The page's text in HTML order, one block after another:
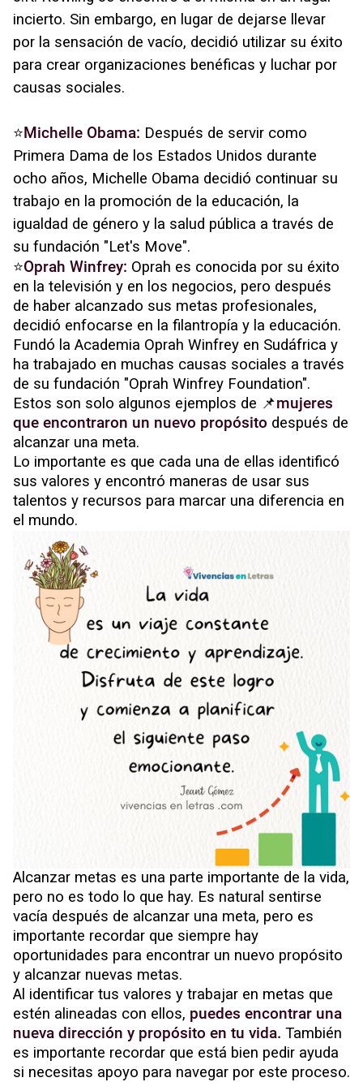
incierto. Sin embargo, en lugar de dejarse llevar
por la sensación de vacío, decidió utilizar su éxito
para crear organizaciones benéficas y luchar por
causas sociales.
⭐Michelle Obama: Después de servir como
Primera Dama de los Estados Unidos durante
ocho años, Michelle Obama decidió continuar su
trabajo en la promoción de la educación, la
igualdad de género y la salud pública a través de
su fundación "Let's Move".
⭐Oprah Winfrey: Oprah es conocida por su éxito
en la televisión y en los negocios, pero después
de haber alcanzado sus metas profesionales,
decidió enfocarse en la filantropía y la educación.
Fundó la Academia Oprah Winfrey en Sudáfrica y
ha trabajado en muchas causas sociales a través
de su fundación "Oprah Winfrey Foundation".
Estos son solo algunos ejemplos de 📌mujeres
que encontraron un nuevo propósito después de
alcanzar una meta.
Lo importante es que cada una de ellas identificó
sus valores y encontró maneras de usar sus
talentos y recursos para marcar una diferencia en
el mundo.
Alcanzar metas es una parte importante de la vida,
pero no es todo lo que hay. Es natural sentirse
vacía después de alcanzar una meta, pero es
importante recordar que siempre hay
oportunidades para encontrar un nuevo propósito
y alcanzar nuevas metas.
Al identificar tus valores y trabajar en metas que
estén alineadas con ellos, puedes encontrar una
nueva dirección y propósito en tu vida. También
es importante recordar que está bien pedir ayuda
si necesitas apoyo para navegar por este proceso.